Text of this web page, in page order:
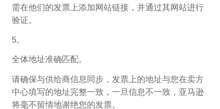
需在他们的发票上添加网站链接，并通过其网站进行
验证。
5。
全体地址准确匹配。
请确保与供给商信息同步，发票上的地址与您在卖方
中心填写的地址完整一致，一旦信息不一致，亚马逊
将毫不留情地谢绝您的发票。